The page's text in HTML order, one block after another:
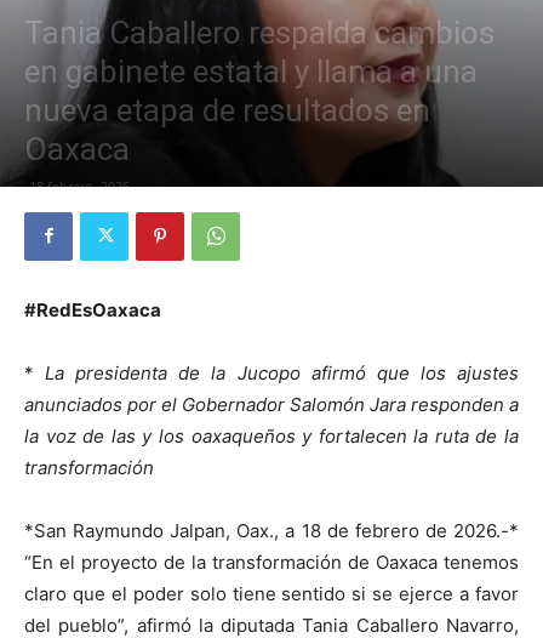
Tania Caballero respalda cambios
en gabinete estatal y llama a una
nueva etapa de resultados en
Oaxaca
18 febrero, 2026
#RedEsOaxaca
*La presidenta de la Jucopo afirmó que los ajustes
anunciados por el Gobernador Salomón Jara responden a
la voz de las y los oaxaqueños y fortalecen la ruta de la
transformación
*San Raymundo Jalpan, Oax., a 18 de febrero de 2026.-*
“En el proyecto de la transformación de Oaxaca tenemos
claro que el poder solo tiene sentido si se ejerce a favor
del pueblo”, afirmó la diputada Tania Caballero Navarro,